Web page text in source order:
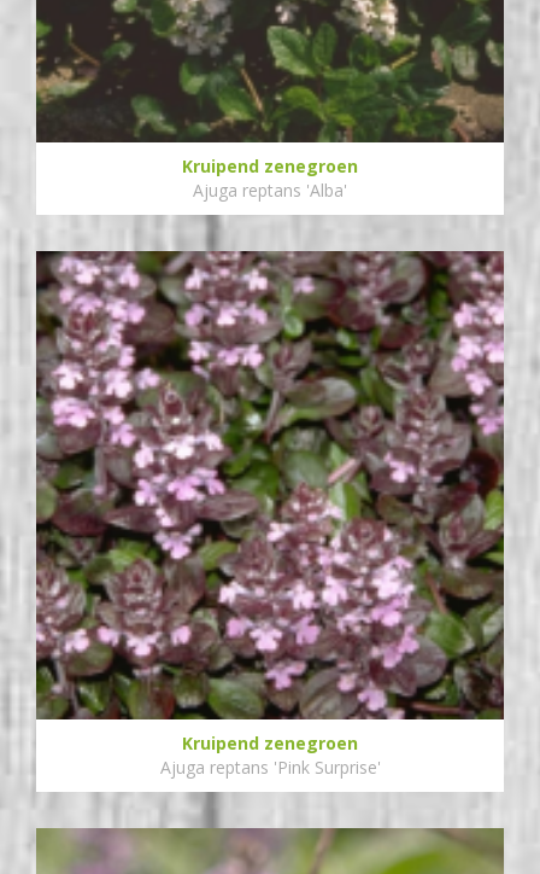
Kruipend zenegroen
Ajuga reptans 'Alba'
Kruipend zenegroen
Ajuga reptans 'Pink Surprise'